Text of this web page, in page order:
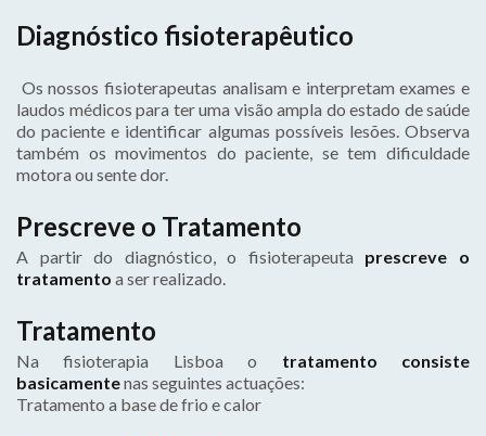
Diagnóstico fisioterapêutico
Os nossos fisioterapeutas analisam e interpretam exames e
laudos médicos para ter uma visão ampla do estado de saúde
do paciente e identificar algumas possíveis lesões. Observa
também os movimentos do paciente, se tem dificuldade
motora ou sente dor.
Prescreve o Tratamento
A partir do diagnóstico, o fisioterapeuta prescreve o
tratamento a ser realizado.
Tratamento
Na fisioterapia Lisboa o tratamento consiste
basicamentenas seguintes actuações:
Tratamento a base de frio e calor